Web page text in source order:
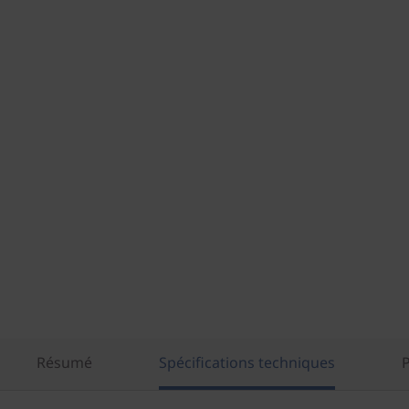
Résumé Spécifications techniques